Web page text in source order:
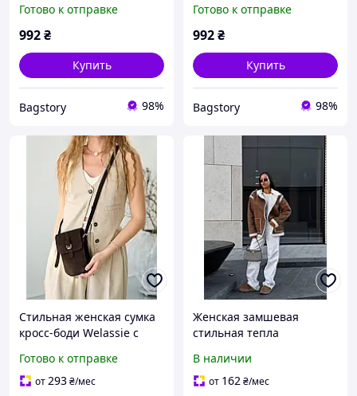
замшевой кожи
карамельного цвета
Готово к отправке
992₴
Купить
Bagstory 98%
из натуральной
замшевой кожи цвет
BLK71459
Готово к отправке
992₴
Купить
Bagstory 98%
Стильная женская сумка
кросс-боди Welassie с
из натуральной
замшевой кожи
Готово к отправке
от293₴/мес
Женская замшевая
стильная тепла
коричневого цвета 42/46
48/50
В наличии
от 162₴/мес